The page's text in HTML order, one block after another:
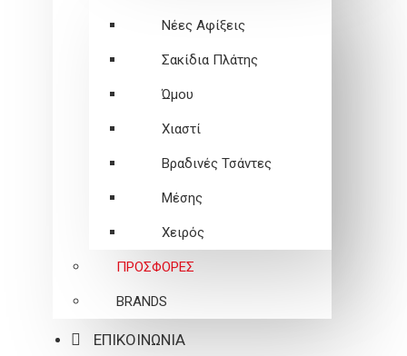
Νέες Αφίξεις
Σακίδια Πλάτης
Ώμου
Χιαστί
Βραδινές Τσάντες
Μέσης
Χειρός
ΠΡΟΣΦΟΡΕΣ
BRANDS
ΕΠΙΚΟΙΝΩΝΙΑ